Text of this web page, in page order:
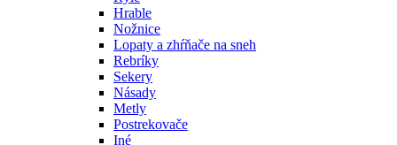
Hrable
Nožnice
Lopaty a zhŕňače na sneh
Rebríky
Sekery
Násady
Metly
Postrekovače
Iné